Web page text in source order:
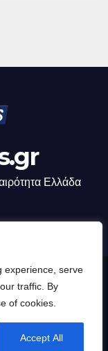
experience, serve
traffic. By
of cookies.
Accept All
Ελλάδα
του WordPress
.